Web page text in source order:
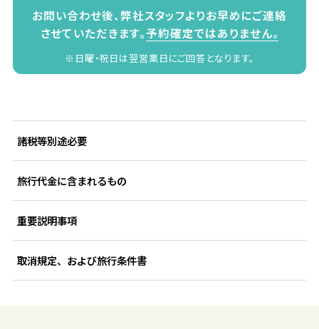
お問い合わせ後、弊社スタッフよりお早めにご連絡
させていただきます。予約確定ではありません。
※日曜・祝日は翌営業日にご回答となります。
諸税等別途必要
旅行代金に含まれるもの
重要説明事項
取消規定、および旅行条件書